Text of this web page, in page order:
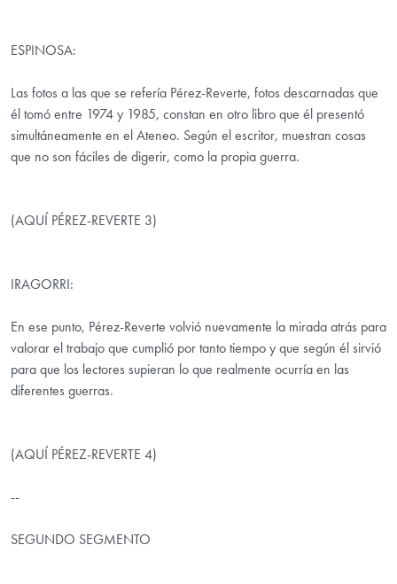
ESPINOSA:
Las fotos a las que se refería Pérez-Reverte, fotos descarnadas que
él tomó entre 1974 y 1985, constan en otro libro que él presentó
simultáneamente en el Ateneo. Según el escritor, muestran cosas
que no son fáciles de digerir, como la propia guerra.
(AQUÍ PÉREZ-REVERTE 3)
IRAGORRI:
En ese punto, Pérez-Reverte volvió nuevamente la mirada atrás para
valorar el trabajo que cumplió por tanto tiempo y que según él sirvió
para que los lectores supieran lo que realmente ocurría en las
diferentes guerras.
(AQUÍ PÉREZ-REVERTE 4)
--
SEGUNDO SEGMENTO